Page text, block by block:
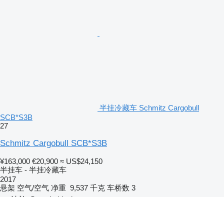
半挂冷藏车 Schmitz Cargobull
SCB*S3B
27
Schmitz Cargobull SCB*S3B
¥163,000 €20,900 ≈ US$24,150
半挂车 - 半挂冷藏车
2017
悬架 空气/空气 净重 9,537 千克 车桥数 3